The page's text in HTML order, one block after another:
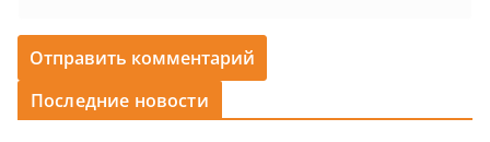
Последние новости